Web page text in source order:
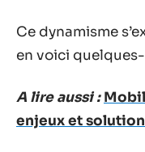
Ce dynamisme
en voici
A lire aussi :
enjeux et